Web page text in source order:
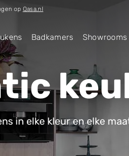
op Qasa.nl
Badkamers Showrooms
in elke kleur en elke